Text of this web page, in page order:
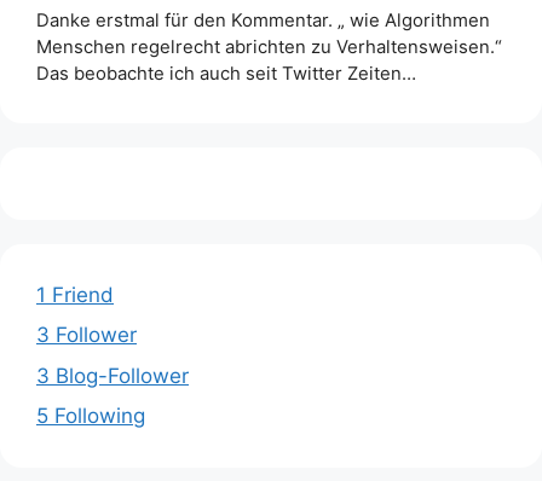
Danke erstmal für den Kommentar. „ wie Algorithmen
Menschen regelrecht abrichten zu Verhaltensweisen.“
Das beobachte ich auch seit Twitter Zeiten…
1 Friend
3 Follower
3 Blog-Follower
5 Following